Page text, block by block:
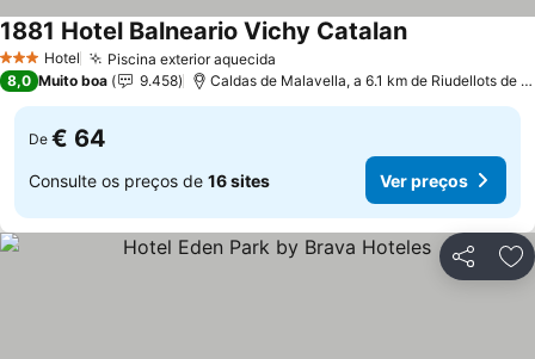
3 EstrelasHotel Piscina exterior aquecida
1881 Hotel Balneario Vichy Catalan
8,0 Muito boa 9.458 Caldas de Malavella, a 6.1 km de Riudellots de la Selva
De € 64
Consulte os preços de 16 sites Ver preços
Partilhar